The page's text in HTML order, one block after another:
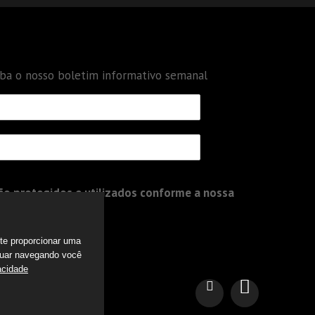
o nosso boletim informativo semanal
protegidos e utilizados conforme a nossa
proporcionar uma
navegando você